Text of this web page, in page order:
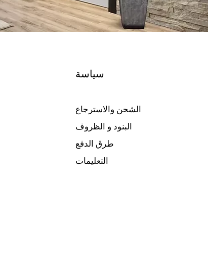
سياسة
الشحن والاسترجاع
البنود و الظروف
التعليمات